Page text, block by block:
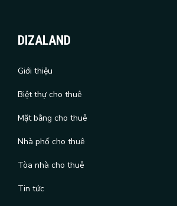
DIZALAND
Giới thiệu
Biệt thự cho thuê
Mặt bằng cho thuê
Nhà phố cho thuê
Tòa nhà cho thuê
Tin tức